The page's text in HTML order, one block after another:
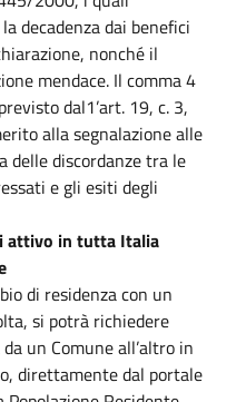
decadenza dai benefici
nonché il
mendace. Il comma 4
dal1’art. 19, c. 3,
alla segnalazione alle
delle discordanze tra le
e gli esiti degli
attivo in tutta Italia
di residenza con un
si potrà richiedere
un Comune all’altro in
direttamente dal portale